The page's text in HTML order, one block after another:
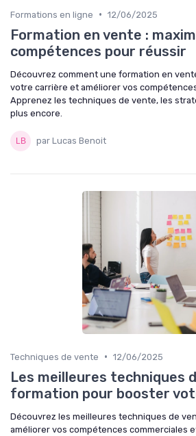
Formations en ligne • 12/06/2025
Formation en vente :
compétences pour réussir
Découvrez comment une formation en
votre carrière et améliorer vos
Apprenez les techniques de vente, les
plus encore.
par Lucas Benoit
Techniques de vente • 12/06/2025
Les meilleures techniques
formation pour booster
Découvrez les meilleures techniques de
améliorer vos compétences commerciales